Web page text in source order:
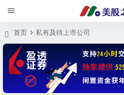
首页 私有及待上市公司